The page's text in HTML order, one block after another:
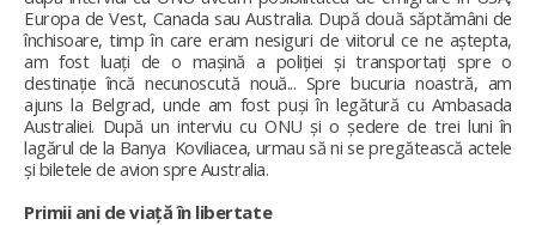
Europa de Vest, Canada sau Australia. După două săptămâni de
închisoare, timp în care eram nesiguri de viitorul ce ne aștepta,
am fost luați de o mașină a poliției și transportați spre o
destinație încă necunoscută nouă... Spre bucuria noastră, am
ajuns la Belgrad, unde am fost puși în legătură cu Ambasada
Australiei. După un interviu cu ONU și o ședere de trei luni în
lagărul de la Banya Koviliacea, urmau să ni se pregătească actele
și biletele de avion spre Australia.
Primii ani de viață în libertate